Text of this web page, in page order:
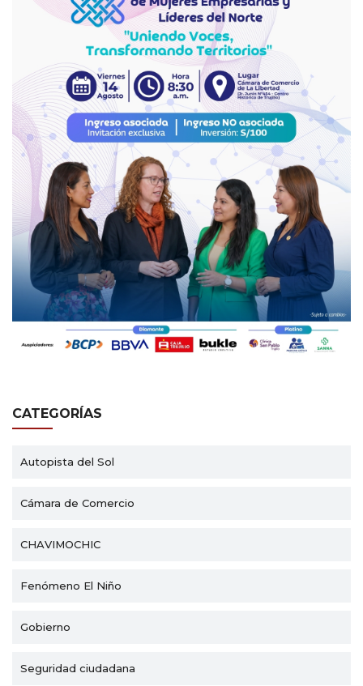
CATEGORÍAS
Autopista del Sol
Cámara de Comercio
CHAVIMOCHIC
Fenómeno El Niño
Gobierno
Seguridad ciudadana